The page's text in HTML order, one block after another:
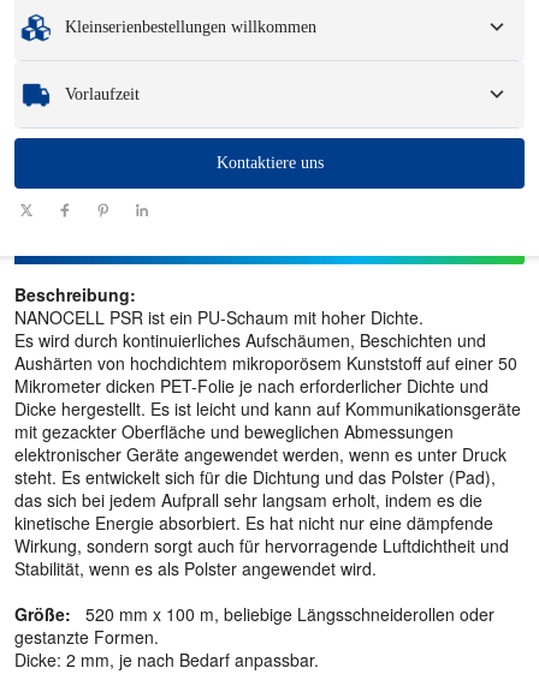
Muster: Für verfügbare, kundenspezifische Muster können eine Gebühr und
Kleinserienbestellungen willkommen
helfen, schnell und effizient die Produkte zu erhalten, die Sie benötigen.
Vorlaufzeit
101 - 1000 1001 - 10000
(Tage)
Kontaktiere uns
Beschreibung:
NANOCELL PSR ist ein PU-Schaum mit hoher Dichte.
Es wird durch kontinuierliches Aufschäumen, Beschichten und
Aushärten von hochdichtem mikroporösem Kunststoff auf einer 50
Mikrometer dicken PET-Folie je nach erforderlicher Dichte und
Dicke hergestellt. Es ist leicht und kann auf Kommunikationsgeräte
mit gezackter Oberfläche und beweglichen Abmessungen
elektronischer Geräte angewendet werden, wenn es unter Druck
steht. Es entwickelt sich für die Dichtung und das Polster (Pad),
das sich bei jedem Aufprall sehr langsam erholt, indem es die
kinetische Energie absorbiert. Es hat nicht nur eine dämpfende
Wirkung, sondern sorgt auch für hervorragende Luftdichtheit und
Stabilität, wenn es als Polster angewendet wird.
Größe:
520 mm x 100 m, beliebige Längsschneiderollen oder
gestanzte Formen.
Dicke: 2 mm, je nach Bedarf anpassbar.